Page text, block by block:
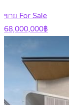
ขาย For Sale
68,000,000฿